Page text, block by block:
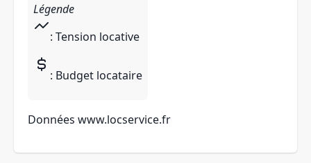
Légende
: Tension locative
: Budget locataire
Données www.locservice.fr